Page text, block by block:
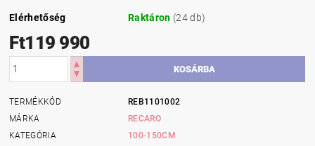
Elérhetőség Raktáron (24 db)
Ft119 990
TERMÉKKÓD
REB1101002
MÁRKA
RECARO
KATEGÓRIA
100-150CM